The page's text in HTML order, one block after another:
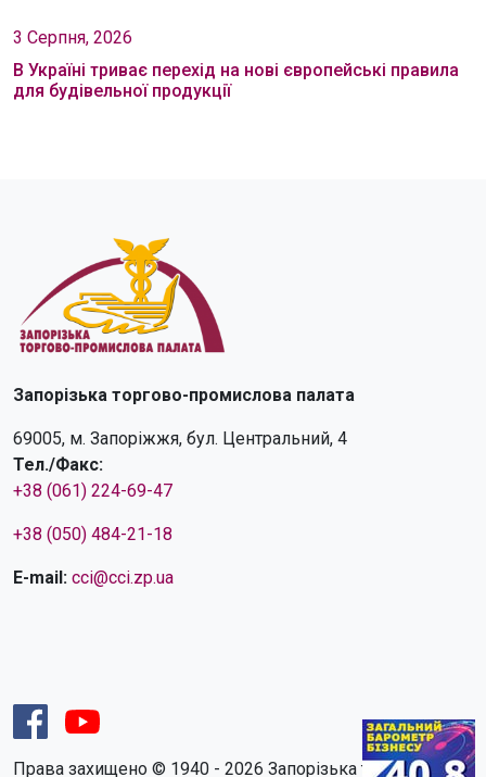
3 Серпня, 2026
В Україні триває перехід на нові європейські правила
для будівельної продукції
Запорізька торгово-промислова палата
69005, м. Запоріжжя, бул. Центральний, 4
Тел./Факс:
+38 (061) 224-69-47
+38 (050) 484-21-18
E-mail: cci@cci.zp.ua
Права захищено © 1940 - 2026 Запорізька торгово-